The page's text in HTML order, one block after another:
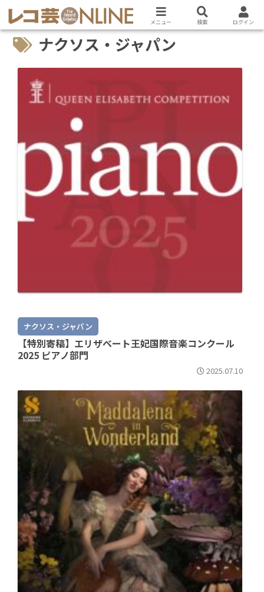
ナクソス・ジャパン
ナクソス・ジャパン
【特別寄稿】エリザベート王妃国際音楽コンクール
2025 ピアノ部門
2025.07.10
メニュー 検索 ログイン